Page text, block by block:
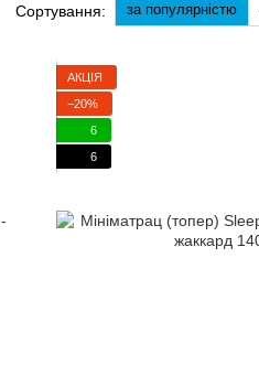
Сортування: за популярністю
АКЦІЯ
−20%
6
6